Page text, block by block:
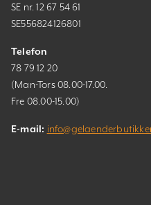
SE nr. 12 67 54 61
SE556824126801
Telefon
78 79 12 20
(Man-Tors 08.00-17.00.
Fre 08.00-15.00)
E-mail: